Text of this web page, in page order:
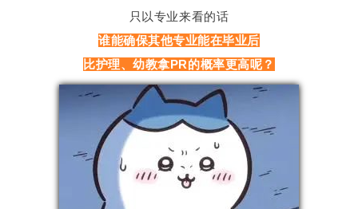
只以专业来看的话
谁能确保其他专业能在毕业后
比护理、幼教拿PR的概率更高呢？